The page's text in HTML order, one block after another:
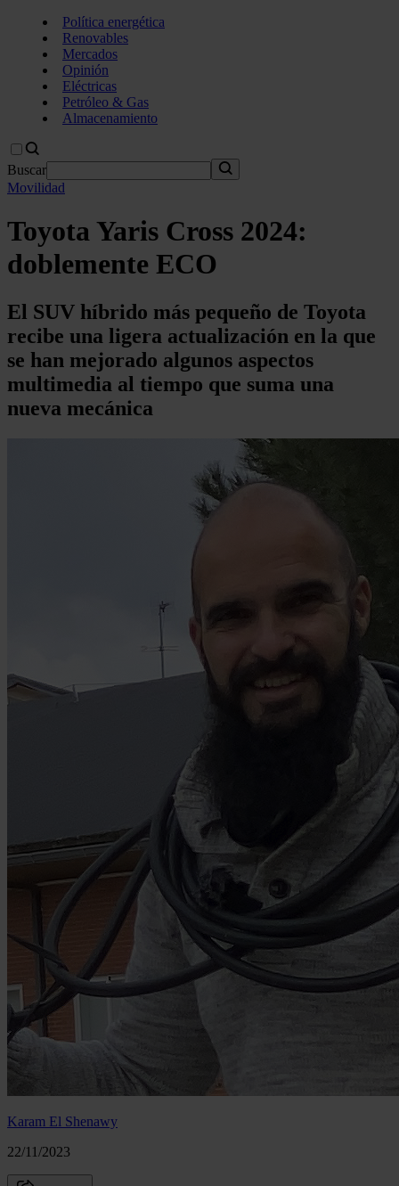
Política energética
Renovables
Mercados
Opinión
Eléctricas
Petróleo & Gas
Almacenamiento
Buscar
Movilidad
Toyota Yaris Cross 2024:
doblemente ECO
El SUV híbrido más pequeño de Toyota
recibe una ligera actualización en la que
se han mejorado algunos aspectos
multimedia al tiempo que suma una
nueva mecánica
Karam El Shenawy
22/11/2023